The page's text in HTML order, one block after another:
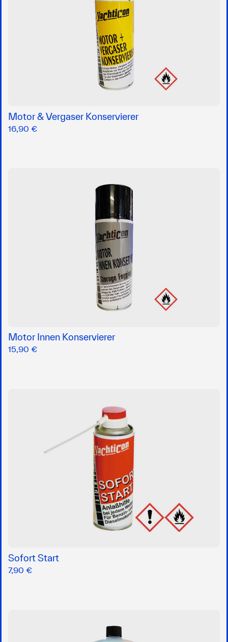
Motor & Vergaser Konservierer
16,90 €
Motor Innen Konservierer
15,90 €
Sofort Start
7,90 €